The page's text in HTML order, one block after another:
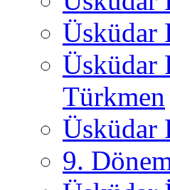
Üsküdar
Üsküdar
Türkmen
Üsküdar
9.